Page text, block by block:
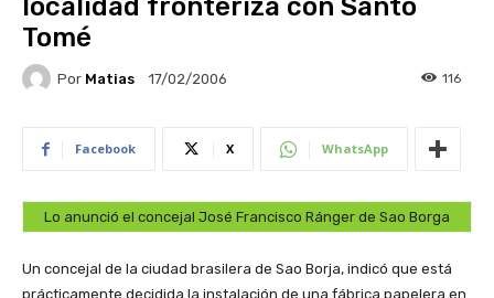
localidad fronteriza con Santo
Tomé
Por Matias 17/02/2006 116
Facebook X WhatsApp
Lo anunció el concejal José Francisco Ránger de Sao Borga
Un concejal de la ciudad brasilera de Sao Borja, indicó que está
prácticamente decidida la instalación de una fábrica papelera en